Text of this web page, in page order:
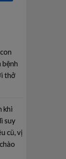
bệnh
thở
khi
suy
cũ, vị